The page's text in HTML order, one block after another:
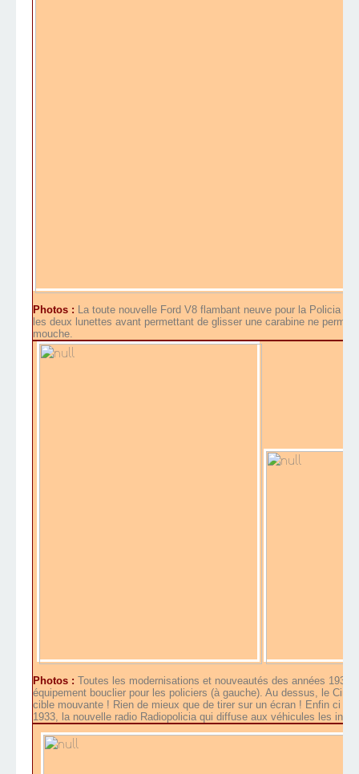
Photos : La toute nouvelle Ford V8 flambant neuve pour la Policia
les deux lunettes avant permettant de glisser une carabine ne
mouche.
Photos : Toutes les modernisations et nouveautés des années 1933
équipement bouclier pour les policiers (à gauche). Au dessus, le
cible mouvante ! Rien de mieux que de tirer sur un écran ! Enfin ci
1933, la nouvelle radio Radiopolicia qui diffuse aux véhicules les